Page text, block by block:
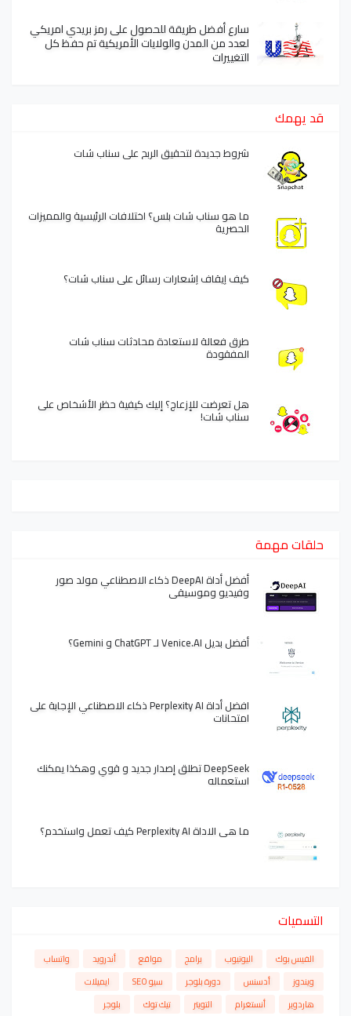
سارع أفضل طريقة للحصول على رمز بريدي امريكي
لعدد من المدن والولايات الأمريكية تم حفظ كل
التغييرات
قد يهمك
شروط جديدة لتحقيق الربح على سناب شات
ما هو سناب شات بلس؟ اختلافات الرئيسية والمميزات
الحصرية
كيف إيقاف إشعارات رسائل على سناب شات؟
طرق فعالة لاستعادة محادثات سناب شات
المفقودة
هل تعرضت للإزعاج؟ إليك كيفية حظر الأشخاص على
سناب شات!
حلقات مهمة
أفضل أداة DeepAI ذكاء الاصطناعي مولد صور
وفيديو وموسيقى
أفضل بديل Venice.AI لـ ChatGPT و Gemini؟
افضل أداة Perplexity AI ذكاء الاصطناعي الإجابة على
امتحانات
DeepSeek تطلق إصدار جديد و قوي وهكذا يمكنك
استعماله
ما هي الاداة Perplexity AI كيف تعمل واستخدم؟
التسميات
الفيس بوك اليوتيوب برامج مواقع أندرويد
واتساب
ويندوز
أدسنس دورة بلوجر سيو SEO
ايميلات
هاردوير
أنستغرام التويتر تيك توك بلوجر